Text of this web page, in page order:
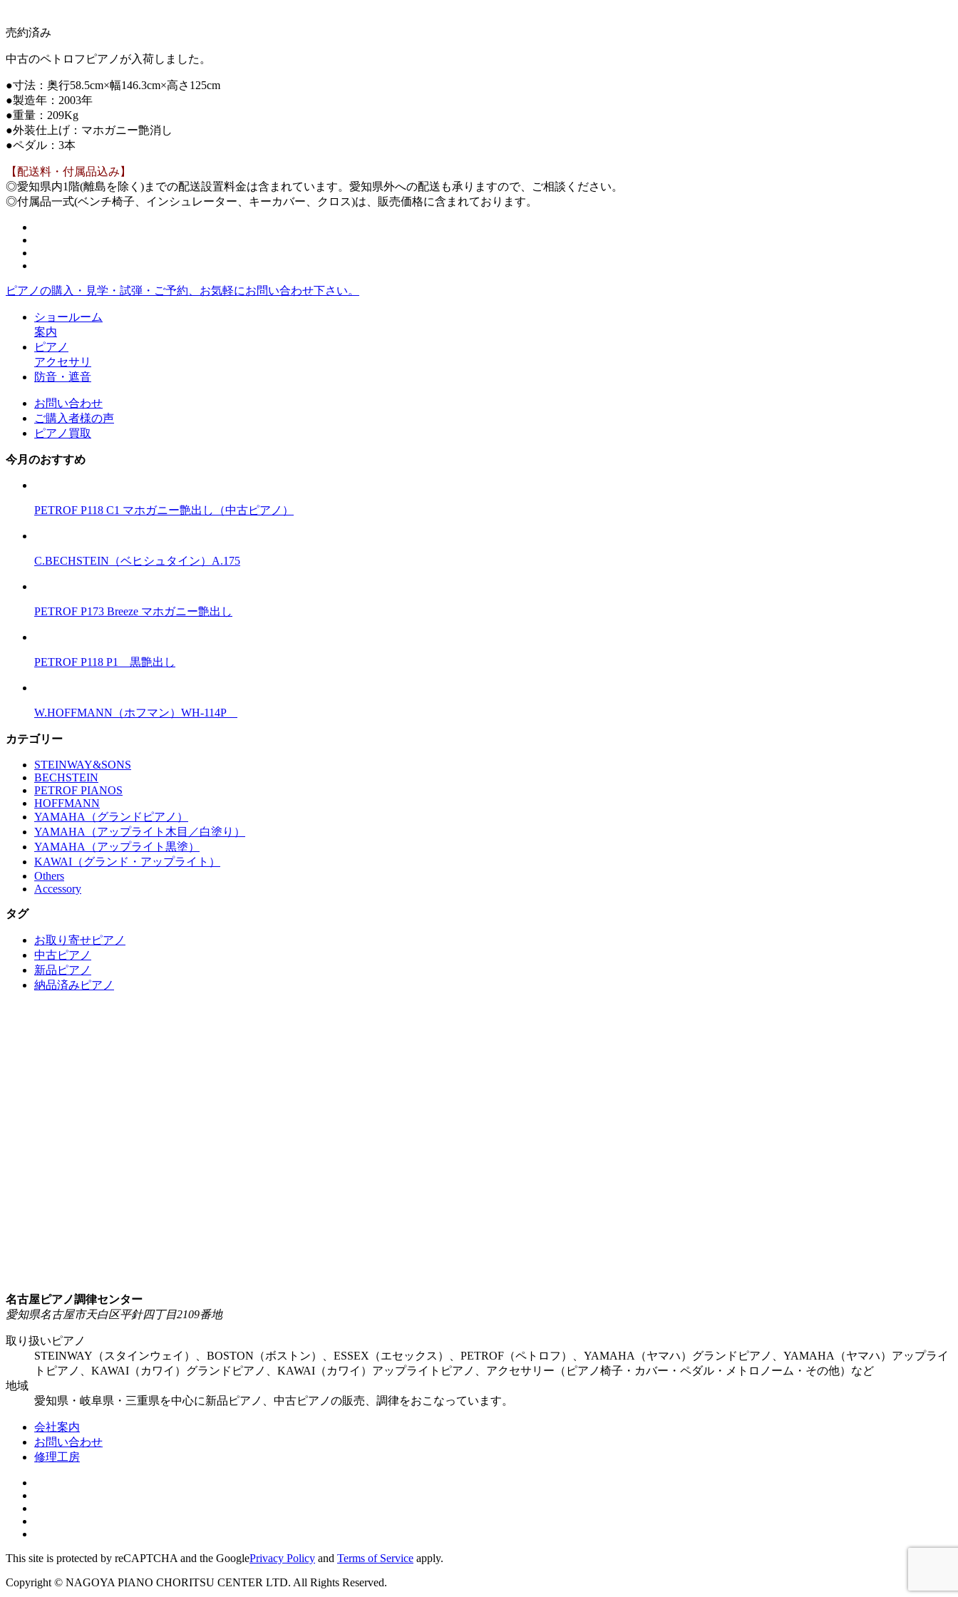
売約済み
中古のペトロフピアノが入荷しました。
●寸法：奥行58.5cm×幅146.3cm×高さ125cm
●製造年：2003年
●重量：209Kg
●外装仕上げ：マホガニー艶消し
●ペダル：3本
【配送料・付属品込み】
◎愛知県内1階(離島を除く)までの配送設置料金は含まれています。愛知県外への配送も承りますので、ご相談ください。
◎付属品一式(ベンチ椅子、インシュレーター、キーカバー、クロス)は、販売価格に含まれております。
ピアノの購入・見学・試弾・ご予約、お気軽にお問い合わせ下さい。
ショールーム
案内
ピアノ
アクセサリ
防音・遮音
お問い合わせ
ご購入者様の声
ピアノ買取
今月のおすすめ
PETROF P118 C1 マホガニー艶出し（中古ピアノ）
C.BECHSTEIN（ベヒシュタイン）A.175
PETROF P173 Breeze マホガニー艶出し
PETROF P118 P1 黒艶出し
W.HOFFMANN（ホフマン）WH-114P
カテゴリー
STEINWAY&SONS
BECHSTEIN
PETROF PIANOS
HOFFMANN
YAMAHA（グランドピアノ）
YAMAHA（アップライト木目／白塗り）
YAMAHA（アップライト黒塗）
KAWAI（グランド・アップライト）
Others
Accessory
タグ
お取り寄せピアノ
中古ピアノ
新品ピアノ
納品済みピアノ
名古屋ピアノ調律センター
愛知県名古屋市天白区平針四丁目2109番地
取り扱いピアノ
STEINWAY（スタインウェイ）、BOSTON（ボストン）、ESSEX（エセックス）、PETROF（ペトロフ）、YAMAHA（ヤマハ）グランドピアノ、YAMAHA（ヤマハ）アップライ
トピアノ、KAWAI（カワイ）グランドピアノ、KAWAI（カワイ）アップライトピアノ、アクセサリー（ピアノ椅子・カバー・ペダル・メトロノーム・その他）など
地域
愛知県・岐阜県・三重県を中心に新品ピアノ、中古ピアノの販売、調律をおこなっています。
会社案内
お問い合わせ
修理工房
This site is protected by reCAPTCHA and the GooglePrivacy Policy and Terms of Service apply.
Copyright © NAGOYA PIANO CHORITSU CENTER LTD. All Rights Reserved.